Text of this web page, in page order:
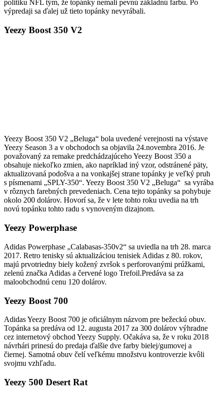
politiku NFL tým, že topánky nemali pevnú základnú farbu. Po
výpredaji sa ďalej už tieto topánky nevyrábali.
Yeezy Boost 350 V2
Yeezy Boost 350 V2 „Beluga“ bola uvedené verejnosti na výstave
Yeezy Season 3 a v obchodoch sa objavila 24.novembra 2016. Je
považovaný za remake predchádzajúceho Yeezy Boost 350 a
obsahuje niekoľko zmien, ako napríklad iný vzor, odstránené päty,
aktualizovaná podošva a na vonkajšej strane topánky je veľký pruh
s písmenami „SPLY-350“. Yeezy Boost 350 V2 „Beluga“ sa vyrába
v rôznych farebných prevedeniach. Cena tejto topánky sa pohybuje
okolo 200 dolárov. Hovorí sa, že v lete tohto roku uvedia na trh
novú topánku tohto radu s vynoveným dizajnom.
Yeezy Powerphase
Adidas Powerphase „Calabasas-350v2“ sa uviedla na trh 28. marca
2017. Retro tenisky sú aktualizáciou tenisiek Adidas z 80. rokov,
majú prvotriedny biely kožený zvršok s perforovanými prúžkami,
zelenú značka Adidas a červené logo Trefoil.Predáva sa za
maloobchodnú cenu 120 dolárov.
Yeezy Boost 700
Adidas Yeezy Boost 700 je oficiálnym názvom pre bežeckú obuv.
Topánka sa predáva od 12. augusta 2017 za 300 dolárov výhradne
cez internetový obchod Yeezy Supply. Očakáva sa, že v roku 2018
návrhári prinesú do predaja ďalšie dve farby bielej/gumovej a
čiernej. Samotná obuv čelí veľkému množstvu kontroverzie kvôli
svojmu vzhľadu.
Yeezy 500 Desert Rat